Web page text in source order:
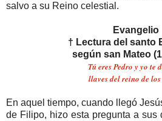
salvo a su Reino celestial.
Evangelio
† Lectura del santo
según san Mateo
Tú eres Pedro y yo te
llaves del reino de
En aquel tiempo, cuando llegó
de Filipo, hizo esta pregunta a sus